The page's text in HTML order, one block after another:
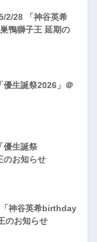
2/28 「神谷英希
鴨獅子王 延期の
優生誕祭2026」＠
優生誕祭
のお知らせ
「神谷英希birthday
のお知らせ